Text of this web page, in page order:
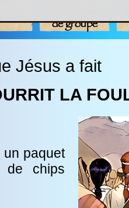
de groupe
Jésus a fait
LA
un paquet
de chips